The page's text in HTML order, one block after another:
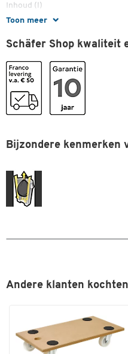
Toon meer
Inhoud (l)
Lengte (mm)
Materiaal
Pedaalmechanisme
Toepassingsgebied
Verrijdbaar
Kleuren
Kleur
Afmetingen
Schäfer Shop kwaliteit
Bijzondere kenmerken
Andere klanten